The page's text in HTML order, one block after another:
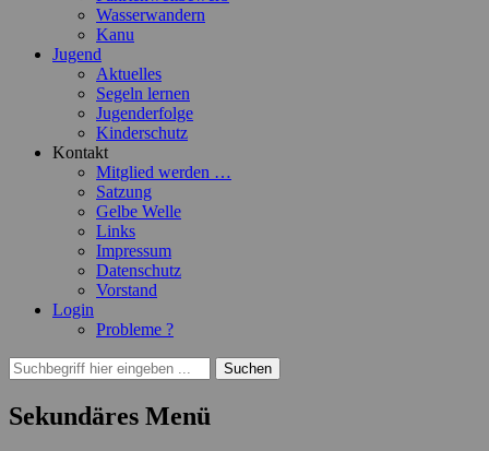
Wasserwandern
Kanu
Jugend
Aktuelles
Segeln lernen
Jugenderfolge
Kinderschutz
Kontakt
Mitglied werden …
Satzung
Gelbe Welle
Links
Impressum
Datenschutz
Vorstand
Login
Probleme ?
Suchen
Suchen
nach:
Sekundäres Menü